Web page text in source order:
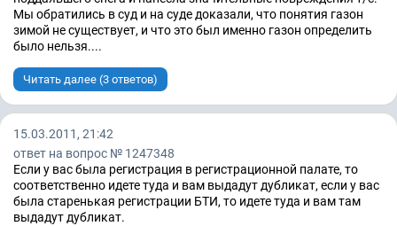
Мы обратились в суд и на суде доказали, что понятия газон
зимой не существует, и что это был именно газон определить
было нельзя....
Читать далее (3 ответов)
15.03.2011, 21:42
ответ на вопрос № 1247348
Если у вас была регистрация в регистрационной палате, то
соответственно идете туда и вам выдадут дубликат, если у вас
была старенькая регистрации БТИ, то идете туда и вам там
выдадут дубликат.